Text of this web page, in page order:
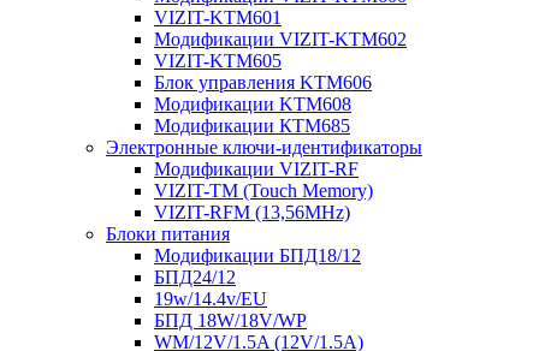
VIZIT-KTM601
Модификации VIZIT-KTM602
VIZIT-KTM605
Блок управления KTM606
Модификации KTM608
Модификации КТМ685
Электронные ключи-идентификаторы
Модификации VIZIT-RF
VIZIT-TM (Touch Memory)
VIZIT-RFM (13,56MHz)
Блоки питания
Модификации БПД18/12
БПД24/12
19w/14.4v/EU
БПД 18W/18V/WP
WM/12V/1.5A (12V/1.5A)